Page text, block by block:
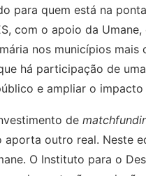
para quem está na
com o apoio da
nos municípios mais
há participação de
e ampliar o
de
outro real. Neste
O Instituto para o